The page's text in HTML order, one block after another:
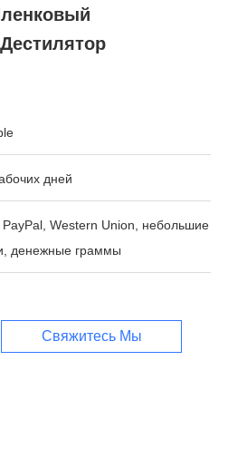
дней
PayPal, Western Union, небольшие
денежные граммы
Свяжитесь Мы